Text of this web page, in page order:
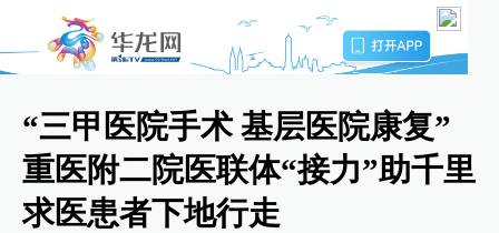
“三甲医院手术 基层医院康复”
重医附二院医联体“接力”助千里
求医患者下地行走